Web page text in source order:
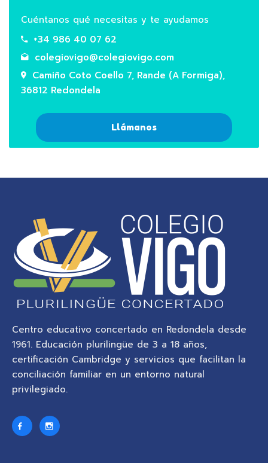
Cuéntanos qué necesitas y te ayudamos
+34 986 40 07 62
colegiovigo@colegiovigo.com
Camiño Coto Coello 7, Rande (A Formiga),
36812 Redondela
Llámanos
Centro educativo concertado en Redondela desde
1961. Educación plurilingüe de 3 a 18 años,
certificación Cambridge y servicios que facilitan la
conciliación familiar en un entorno natural
privilegiado.